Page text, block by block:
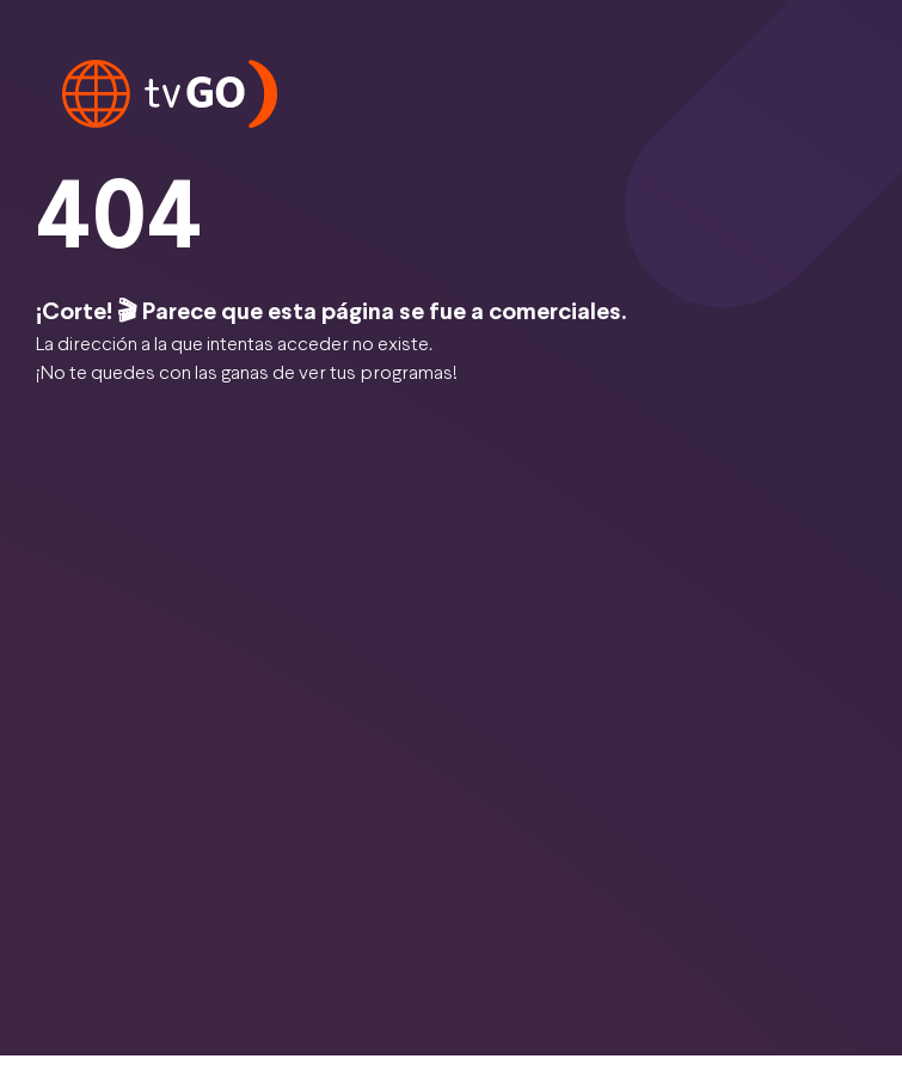
404
¡Corte! 🎬 Parece que esta página se fue a comerciales.
La dirección a la que intentas acceder no existe.
¡No te quedes con las ganas de ver tus programas!